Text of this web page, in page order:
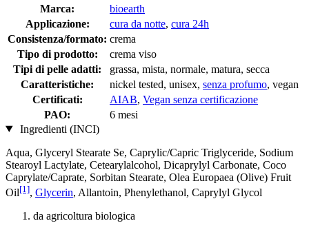
Marca:
bioearth
Applicazione:
cura da notte, cura 24h
Consistenza/formato: crema
Tipo di prodotto:
crema viso
Tipi di pelle adatti:
grassa, mista, normale, matura, secca
Caratteristiche:
nickel tested, unisex, senza profumo, vegan
Certificati:
AIAB, Vegan senza certificazione
PAO:
6 mesi
Ingredienti (INCI)
Aqua, Glyceryl Stearate Se, Caprylic/Capric Triglyceride, Sodium
Stearoyl Lactylate, Cetearylalcohol, Dicaprylyl Carbonate, Coco
Caprylate/Caprate, Sorbitan Stearate, Olea Europaea (Olive) Fruit
Oil[1], Glycerin, Allantoin, Phenylethanol, Caprylyl Glycol
da agricoltura biologica